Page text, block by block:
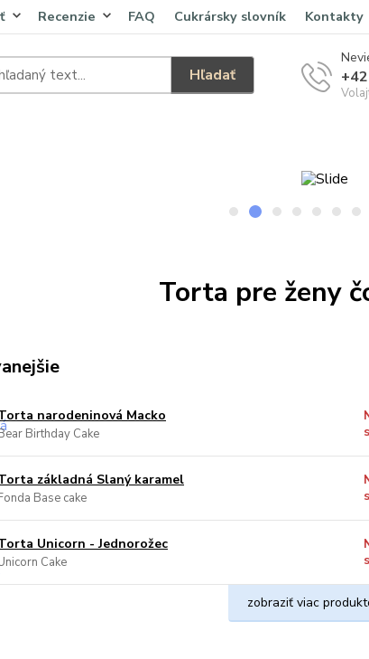
Recenzie FAQ Cukrársky slovník Kontakty
Hľadať
Torta pre ženy
narodeninová Macko
Birthday Cake
základná Slaný karamel
Base cake
Unicorn - Jednorožec
Cake
zobraziť viac